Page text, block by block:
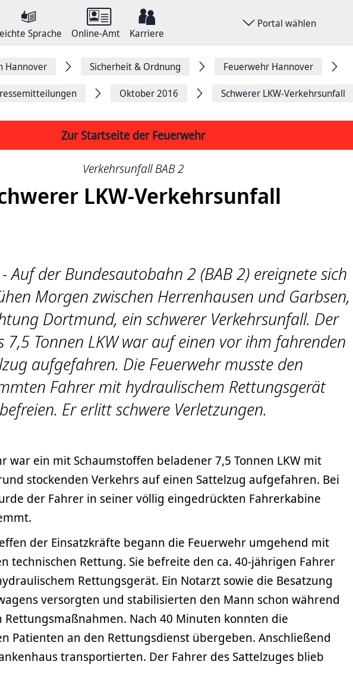
Sprache Online-Amt Karriere
Portal wählen
Hannover Sicherheit & Ordnung Feuerwehr Hannover
Oktober 2016 Schwerer LKW-Verkehrsunfall
Zur Startseite der Feuerwehr
Verkehrsunfall BAB 2
LKW-Verkehrsunfall
Auf der Bundesautobahn 2 (BAB 2) ereignete sich
Morgen zwischen Herrenhausen und Garbsen,
Dortmund, ein schwerer Verkehrsunfall. Der
7,5 Tonnen LKW war auf einen vor ihm fahrenden
aufgefahren. Die Feuerwehr musste den
Fahrer mit hydraulischem Rettungsgerät
befreien. Er erlitt schwere Verletzungen.
war ein mit Schaumstoffen beladener 7,5 Tonnen LKW mit
stockenden Verkehrs auf einen Sattelzug aufgefahren. Bei
der Fahrer in seiner völlig eingedrückten Fahrerkabine
der Einsatzkräfte begann die Feuerwehr umgehend mit
technischen Rettung. Sie befreite den ca. 40-jährigen Fahrer
Rettungsgerät. Ein Notarzt sowie die Besatzung
versorgten und stabilisierten den Mann schon während
Rettungsmaßnahmen. Nach 40 Minuten konnten die
Patienten an den Rettungsdienst übergeben. Anschließend
transportierten. Der Fahrer des Sattelzuges blieb